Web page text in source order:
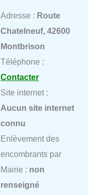
Adresse : Route
Chatelneuf, 42600
Montbrison
Téléphone :
Contacter
Site internet :
Aucun site internet
connu
Enlèvement des
encombrants par
Mairie : non
renseigné